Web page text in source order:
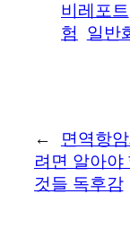
비레포트
험
일반
←
면역항
려면 알아야
것들 독후감